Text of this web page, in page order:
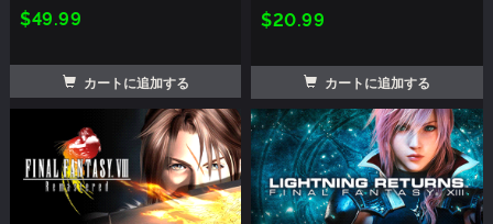
$49.99
カートに追加する
$20.99
カートに追加する